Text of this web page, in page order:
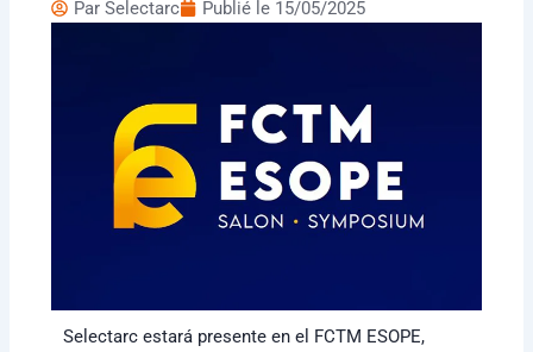
Par Selectarc Publié le 15/05/2025
Selectarc estará presente en el FCTM ESOPE,